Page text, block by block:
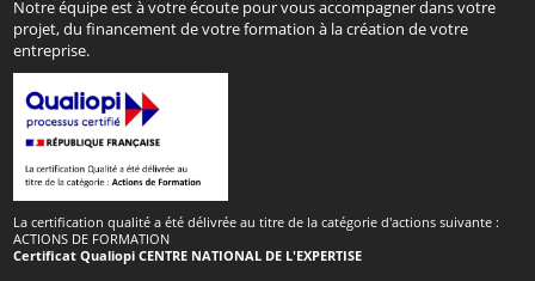
Notre équipe est à votre écoute pour vous accompagner dans votre
projet, du financement de votre formation à la création de votre
entreprise.
La certification qualité a été délivrée au titre de la catégorie d'actions suivante :
ACTIONS DE FORMATION
Certificat Qualiopi CENTRE NATIONAL DE L'EXPERTISE